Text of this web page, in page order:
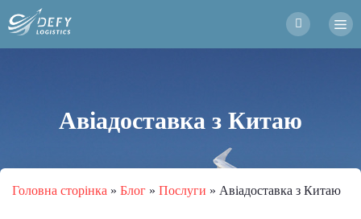
Авіадоставка з Китаю
Головна сторінка » Блог » Послуги » Авіадоставка з Китаю